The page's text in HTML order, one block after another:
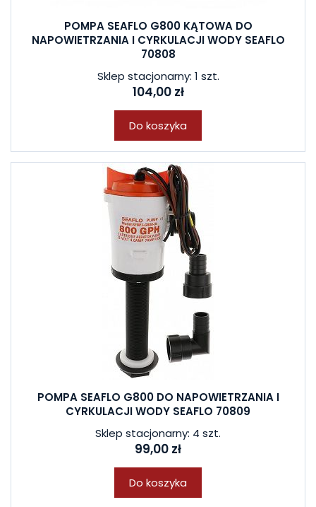
POMPA SEAFLO G800 KĄTOWA DO
NAPOWIETRZANIA I CYRKULACJI WODY SEAFLO
70808
Sklep stacjonarny: 1 szt.
104,00 zł
Do koszyka
POMPA SEAFLO G800 DO NAPOWIETRZANIA I
CYRKULACJI WODY SEAFLO 70809
Sklep stacjonarny: 4 szt.
99,00 zł
Do koszyka